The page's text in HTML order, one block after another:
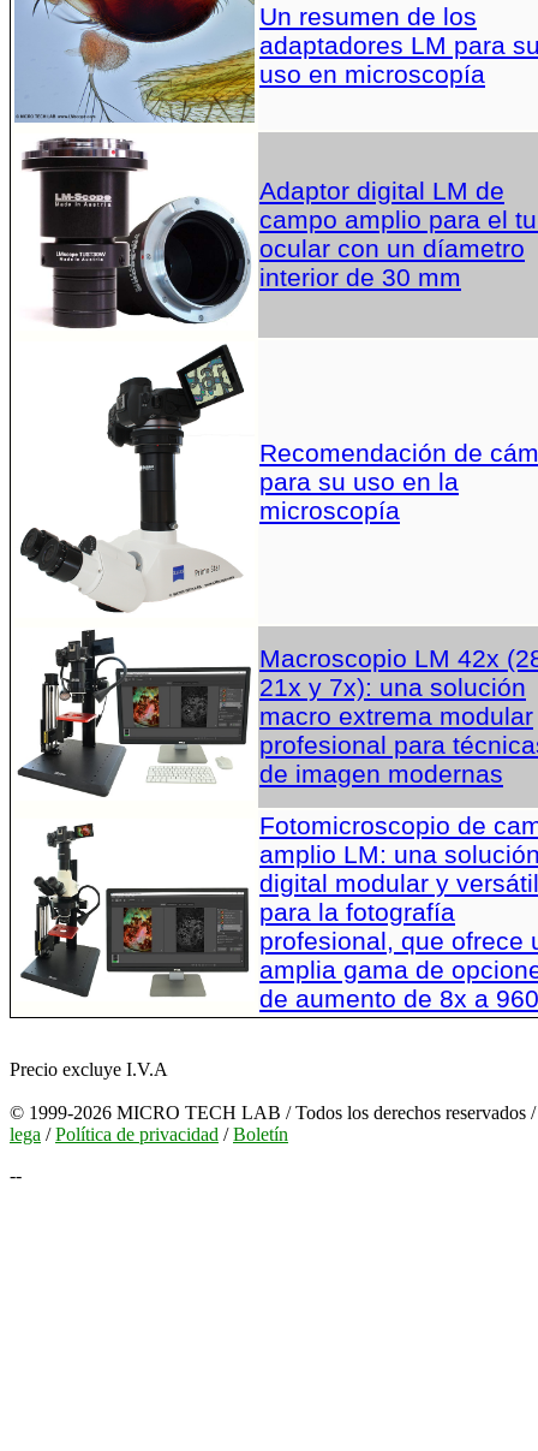
Un resumen de los
adaptadores LM para
uso en microscopía
Adaptor digital LM de
campo amplio para el
ocular con un díametro
interior de 30 mm
Recomendación de
para su uso en la
microscopía
Macroscopio LM 42x
21x y 7x): una solución
macro extrema modular
profesional para
de imagen modernas
Fotomicroscopio de
amplio LM: una
digital modular y versátil
para la fotografía
profesional, que ofrece
amplia gama de
de aumento de 8x a
Precio excluye I.V.A
© 1999-2026 MICRO TECH LAB / Todos los derechos reservados /
lega /Política de privacidad /Boletín
--